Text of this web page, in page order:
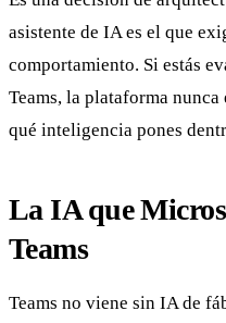
asistente de IA es el que
comportamiento. Si estás
Teams, la plataforma
qué inteligencia pones
La IA que
Teams
Teams no viene sin IA de